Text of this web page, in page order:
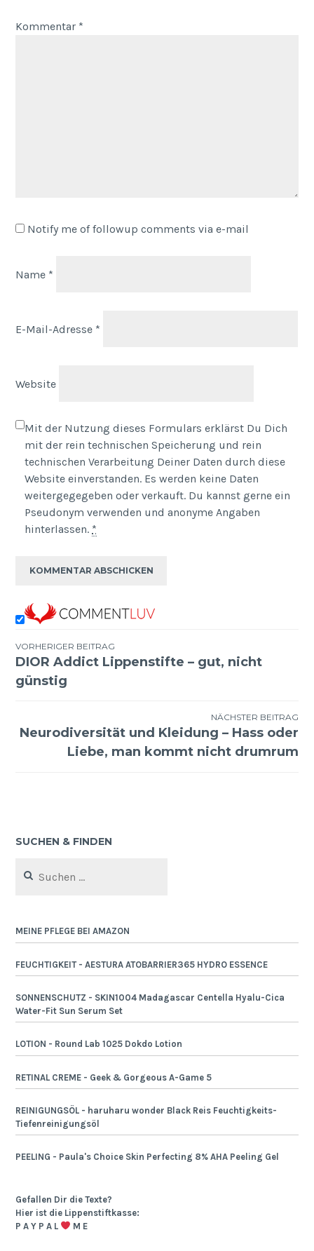
Kommentar *
Notify me of followup comments via e-mail
Name *
E-Mail-Adresse *
Website
Mit der Nutzung dieses Formulars erklärst Du Dich
mit der rein technischen Speicherung und rein
technischen Verarbeitung Deiner Daten durch diese
Website einverstanden. Es werden keine Daten
weitergegegeben oder verkauft. Du kannst gerne ein
Pseudonym verwenden und anonyme Angaben
hinterlassen. *
Beitragsnavigation
VORHERIGER BEITRAG
DIOR Addict Lippenstifte – gut, nicht
günstig
NÄCHSTER BEITRAG
Neurodiversität und Kleidung – Hass oder
Liebe, man kommt nicht drumrum
SUCHEN & FINDEN
nach:
MEINE PFLEGE BEI AMAZON
FEUCHTIGKEIT - AESTURA ATOBARRIER365 HYDRO ESSENCE
SONNENSCHUTZ - SKIN1004 Madagascar Centella Hyalu-Cica
Water-Fit Sun Serum Set
LOTION - Round Lab 1025 Dokdo Lotion
RETINAL CREME - Geek & Gorgeous A-Game 5
REINIGUNGSÖL - haruharu wonder Black Reis Feuchtigkeits-
Tiefenreinigungsöl
PEELING - Paula's Choice Skin Perfecting 8% AHA Peeling Gel
Gefallen Dir die Texte?
Hier ist die Lippenstiftkasse:
P A Y P A L
M E